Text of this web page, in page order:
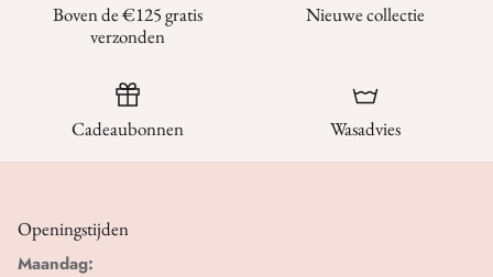
Boven de €125 gratis
verzonden
Nieuwe collectie
Cadeaubonnen Wasadvies
Openingstijden
Maandag: